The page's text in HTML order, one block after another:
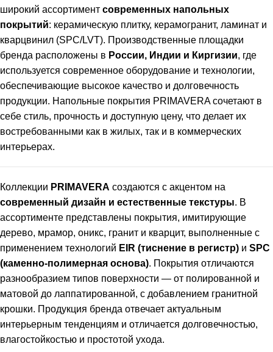
широкий ассортимент современных напольных
покрытий: керамическую плитку, керамогранит, ламинат и
кварцвинил (SPC/LVT). Производственные площадки
бренда расположены в России, Индии и Киргизии, где
используется современное оборудование и технологии,
обеспечивающие высокое качество и долговечность
продукции. Напольные покрытия PRIMAVERA сочетают в
себе стиль, прочность и доступную цену, что делает их
востребованными как в жилых, так и в коммерческих
интерьерах.
Коллекции PRIMAVERA создаются с акцентом на
современный дизайн и естественные текстуры. В
ассортименте представлены покрытия, имитирующие
дерево, мрамор, оникс, гранит и кварцит, выполненные с
применением технологий EIR (тиснение в регистр) и SPC
(каменно-полимерная основа). Покрытия отличаются
разнообразием типов поверхности — от полированной и
матовой до лаппатированной, с добавлением гранитной
крошки. Продукция бренда отвечает актуальным
интерьерным тенденциям и отличается долговечностью,
влагостойкостью и простотой ухода.